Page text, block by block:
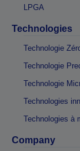
LPGA
Technologies
Technologie
Technologie
Technologie
Technologies
Technologies à
Company